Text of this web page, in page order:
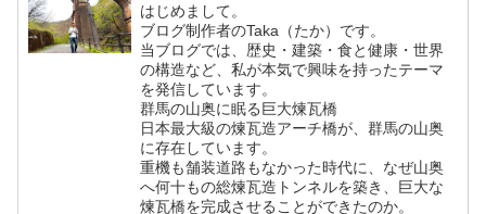
はじめまして。
ブログ制作者のTaka（たか）です。
当ブログでは、歴史・建築・食と健康・世界
の構造など、私が本気で興味を持ったテーマ
を発信しています。
群馬の山奥に眠る巨大煉瓦橋
日本最大級の煉瓦造アーチ橋が、群馬の山奥
に存在しています。
重機も舗装道路もなかった時代に、なぜ山奥
へ何十もの総煉瓦造トンネルを築き、巨大な
煉瓦橋を完成させることができたのか。